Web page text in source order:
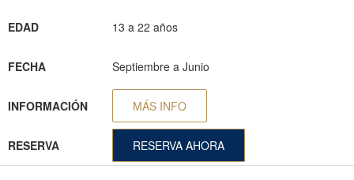
EDAD 13 a 22 años
FECHA Septiembre a Junio
INFORMACIÓN MÁS INFO
RESERVA RESERVA AHORA